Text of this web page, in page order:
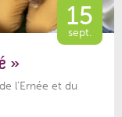
15
sept.
»
l’Ernée et du